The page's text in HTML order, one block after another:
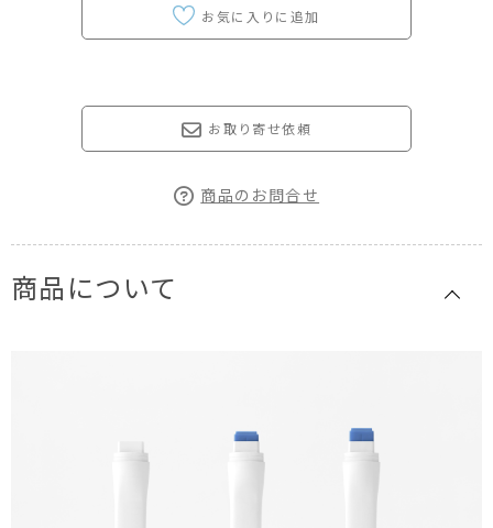
お取り寄せ依頼
商品のお問合せ
商品について